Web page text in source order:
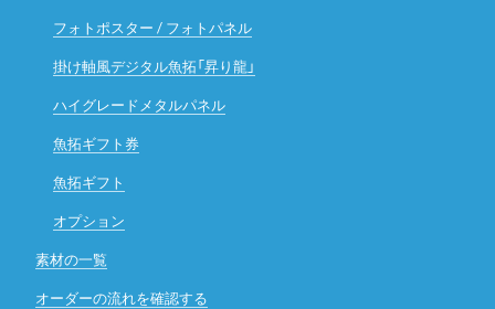
フォトポスター / フォトパネル
掛け軸風デジタル魚拓「昇り龍」
ハイグレードメタルパネル
魚拓ギフト券
魚拓ギフト
オプション
素材の一覧
オーダーの流れを確認する